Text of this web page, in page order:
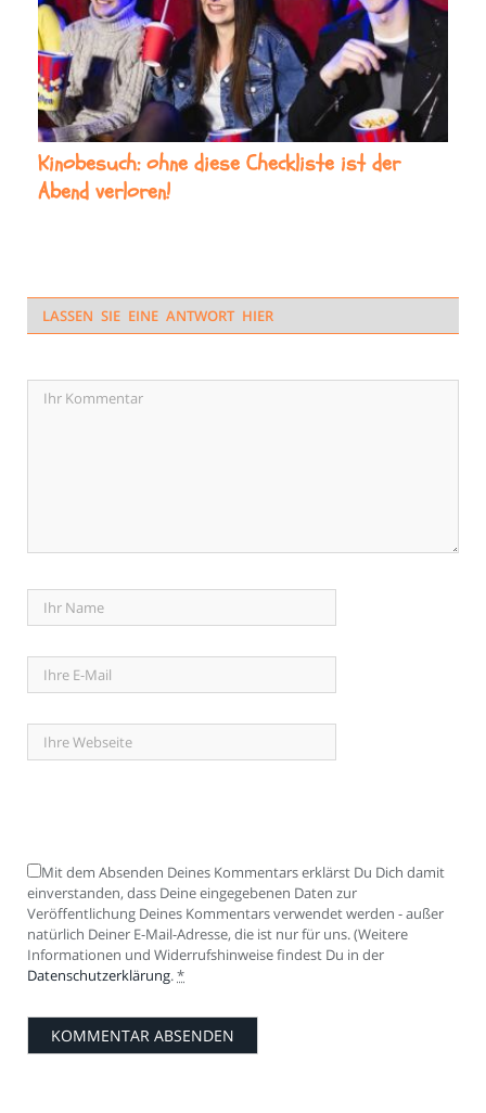
Kinobesuch: ohne diese Checkliste ist der
Abend verloren!
LASSEN SIE EINE ANTWORT HIER
Mit dem Absenden Deines Kommentars erklärst Du Dich damit
einverstanden, dass Deine eingegebenen Daten zur
Veröffentlichung Deines Kommentars verwendet werden - außer
natürlich Deiner E-Mail-Adresse, die ist nur für uns. (Weitere
Informationen und Widerrufshinweise findest Du in der
Datenschutzerklärung.*